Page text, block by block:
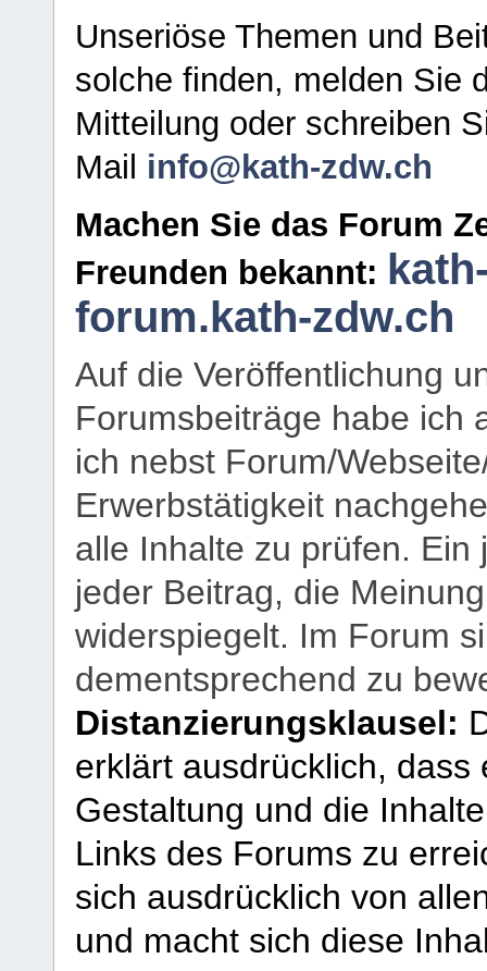
Unseriöse Themen und
solche finden, melden Sie
Mitteilung oder schreiben
Mail info@kath-zdw.ch
Machen Sie das Forum
Freunden bekannt:
forum.kath-zdw.ch
Auf die Veröffentlichung
Forumsbeiträge habe ich
ich nebst Forum/
Erwerbstätigkeit
alle Inhalte zu prüfen.
jeder Beitrag, die
widerspiegelt. Im Forum
dementsprechend zu
Distanzierungsklausel:
erklärt ausdrücklich,
Gestaltung und die
Links des Forums zu
sich ausdrücklich von
und macht sich diese